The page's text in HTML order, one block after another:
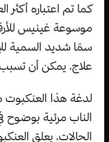
كما تم اعتباره
موسوعة غينيس
سمًا شديد السمية
علاج، يمكن أن
لدغة هذا العنكبوت
الناب مرئية
الحالات، يعلق